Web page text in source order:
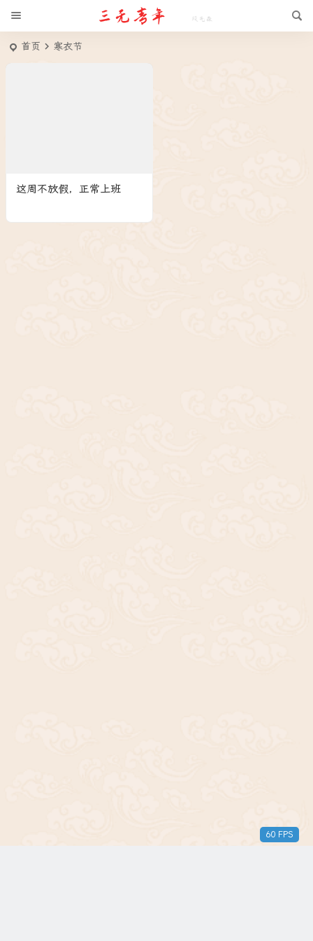
首页 寒衣节
这周不放假，正常上班
60 FPS